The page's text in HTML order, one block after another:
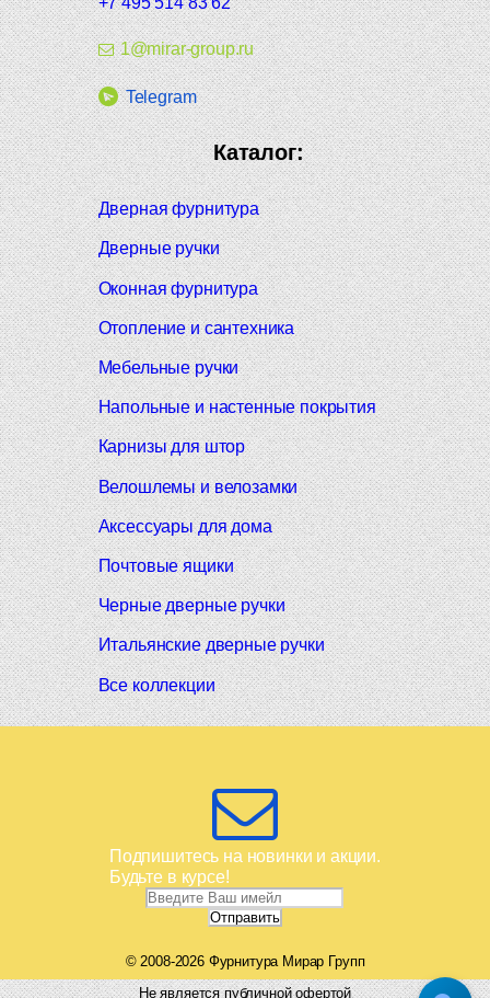
1@mirar-group.ru
Telegram
Каталог:
Дверная фурнитура
Дверные ручки
Оконная фурнитура
Отопление и сантехника
Мебельные ручки
Напольные и настенные покрытия
Карнизы для штор
Велошлемы и велозамки
Аксессуары для дома
Почтовые ящики
Черные дверные ручки
Итальянские дверные ручки
Все коллекции
Подпишитесь на новинки и акции.
Будьте в курсе!
© 2008-2026 Фурнитура Мирар Групп
Не является публичной офертой